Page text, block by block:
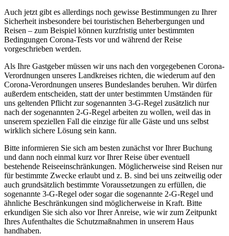
Auch jetzt gibt es allerdings noch gewisse Bestimmungen zu Ihrer
Sicherheit insbesondere bei touristischen Beherbergungen und
Reisen – zum Beispiel können kurzfristig unter bestimmten
Bedingungen Corona-Tests vor und während der Reise
vorgeschrieben werden.
Als Ihre Gastgeber müssen wir uns nach den vorgegebenen Corona-
Verordnungen unseres Landkreises richten, die wiederum auf den
Corona-Verordnungen unseres Bundeslandes beruhen. Wir dürfen
außerdem entscheiden, statt der unter bestimmten Umständen für
uns geltenden Pflicht zur sogenannten 3-G-Regel zusätzlich nur
nach der sogenannten 2-G-Regel arbeiten zu wollen, weil das in
unserem speziellen Fall die einzige für alle Gäste und uns selbst
wirklich sichere Lösung sein kann.
Bitte informieren Sie sich am besten zunächst vor Ihrer Buchung
und dann noch einmal kurz vor Ihrer Reise über eventuell
bestehende Reiseeinschränkungen. Möglicherweise sind Reisen nur
für bestimmte Zwecke erlaubt und z. B. sind bei uns zeitweilig oder
auch grundsätzlich bestimmte Voraussetzungen zu erfüllen, die
sogenannte 3-G-Regel oder sogar die sogenannte 2-G-Regel und
ähnliche Beschränkungen sind möglicherweise in Kraft. Bitte
erkundigen Sie sich also vor Ihrer Anreise, wie wir zum Zeitpunkt
Ihres Aufenthaltes die Schutzmaßnahmen in unserem Haus
handhaben.